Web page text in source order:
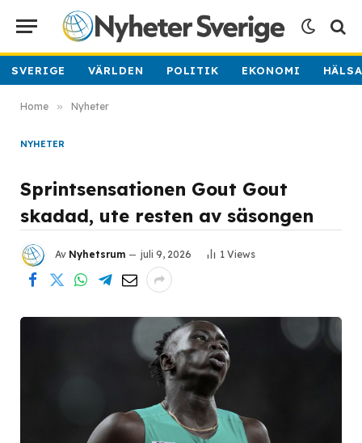
SVERIGE VÄRLDEN POLITIK EKONOMI
Home » Nyheter
NYHETER
Sprintsensationen Gout Gout
skadad, ute resten av säsongen
Av Nyhetsrum juli 9, 2026 1 Views